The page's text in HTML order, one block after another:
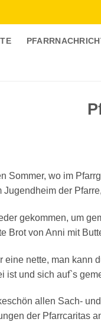
Sommer, wo im
Jugendheim der
gekommen, um
Brot von Anni mit
eine nette, man kann
ist und sich auf`s
allen Sach-
der Pfarrcaritas